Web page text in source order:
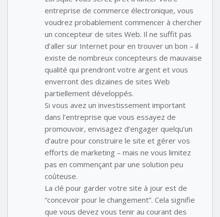
entreprise de commerce électronique, vous
voudrez probablement commencer à chercher
un concepteur de sites Web. Il ne suffit pas
d’aller sur Internet pour en trouver un bon – il
existe de nombreux concepteurs de mauvaise
qualité qui prendront votre argent et vous
enverront des dizaines de sites Web
partiellement développés.
Si vous avez un investissement important
dans l’entreprise que vous essayez de
promouvoir, envisagez d’engager quelqu’un
d’autre pour construire le site et gérer vos
efforts de marketing – mais ne vous limitez
pas en commençant par une solution peu
coûteuse.
La clé pour garder votre site à jour est de
“concevoir pour le changement”. Cela signifie
que vous devez vous tenir au courant des